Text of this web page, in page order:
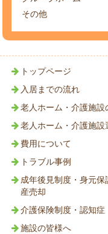
その他
トップページ
入居までの流れ
老人ホーム・介護施設
老人ホーム・介護施設
費用について
トラブル事例
成年後見制度・身元
産売却
介護保険制度・認知症
施設の皆様へ